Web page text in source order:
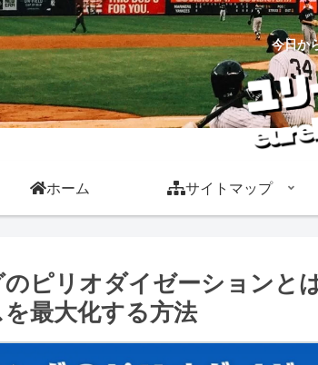
今日か
ホーム サイトマップ
のピリオダイゼーションと
最大化する方法